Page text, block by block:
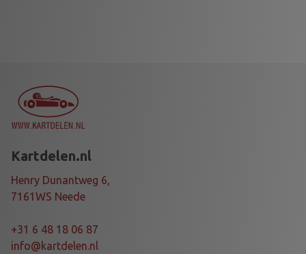
Kartdelen.nl
Henry Dunantweg 6,
7161WS Neede
+31 6 48 18 06 87
info@kartdelen.nl